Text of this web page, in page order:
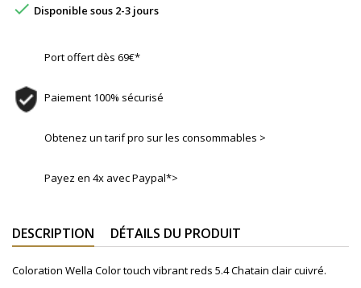
 Disponible sous 2-3 jours
Port offert dès 69€*
Paiement 100% sécurisé
Obtenez un tarif pro sur les consommables >
Payez en 4x avec Paypal*>
DESCRIPTION DÉTAILS DU PRODUIT
Coloration Wella Color touch vibrant reds 5.4 Chatain clair cuivré.